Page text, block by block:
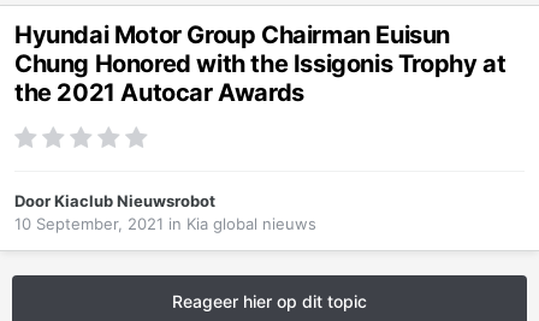
Hyundai Motor Group Chairman Euisun
Chung Honored with the Issigonis Trophy at
the 2021 Autocar Awards
DoorKiaclub Nieuwsrobot
10 September, 2021 in Kia global nieuws
Reageer hier op dit topic